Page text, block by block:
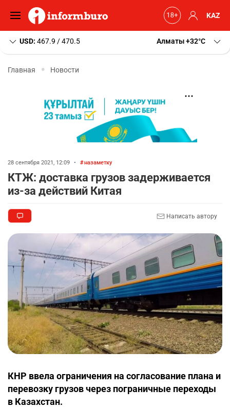
KAZ
USD: 467.9 / 470.5 Алматы+32 C
Главная Новости
28 сентября 2021, 12:09 • назаметку
КТЖ: доставка грузов задерживается
из-за действий Китая
Написать автору
КНР ввела ограничения на согласование плана и
перевозку грузов через пограничные переходы
в Казахстан.